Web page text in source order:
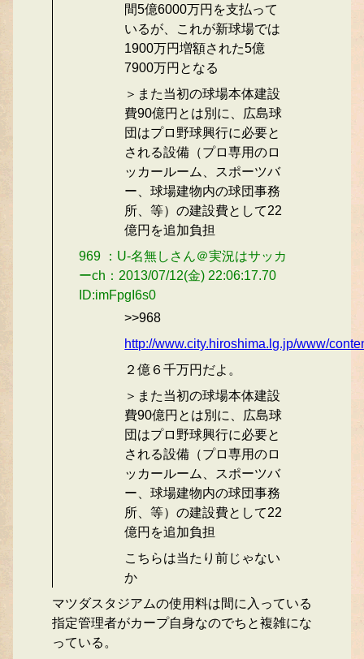
間5億6000万円を支払って
いるが、これが新球場では
1900万円増額された5億
7900万円となる
＞また当初の球場本体建設
費90億円とは別に、広島球
団はプロ野球興行に必要と
される設備（プロ専用のロ
ッカールーム、スポーツバ
ー、球場建物内の球団事務
所、等）の建設費として22
億円を追加負担
969 ：U-名無しさん＠実況はサッカ
ーch：2013/07/12(金) 22:06:17.70
ID:imFpgI6s0
>>968
http://www.city.hiroshima.lg.jp/www/
２億６千万円だよ。
＞また当初の球場本体建設
費90億円とは別に、広島球
団はプロ野球興行に必要と
される設備（プロ専用のロ
ッカールーム、スポーツバ
ー、球場建物内の球団事務
所、等）の建設費として22
億円を追加負担
こちらは当たり前じゃない
か
マツダスタジアムの使用料は間に入っている
指定管理者がカープ自身なのでちと複雑にな
っている。